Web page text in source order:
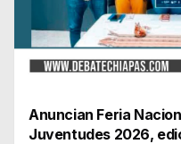
Anuncian Feria
Juventudes 2026,